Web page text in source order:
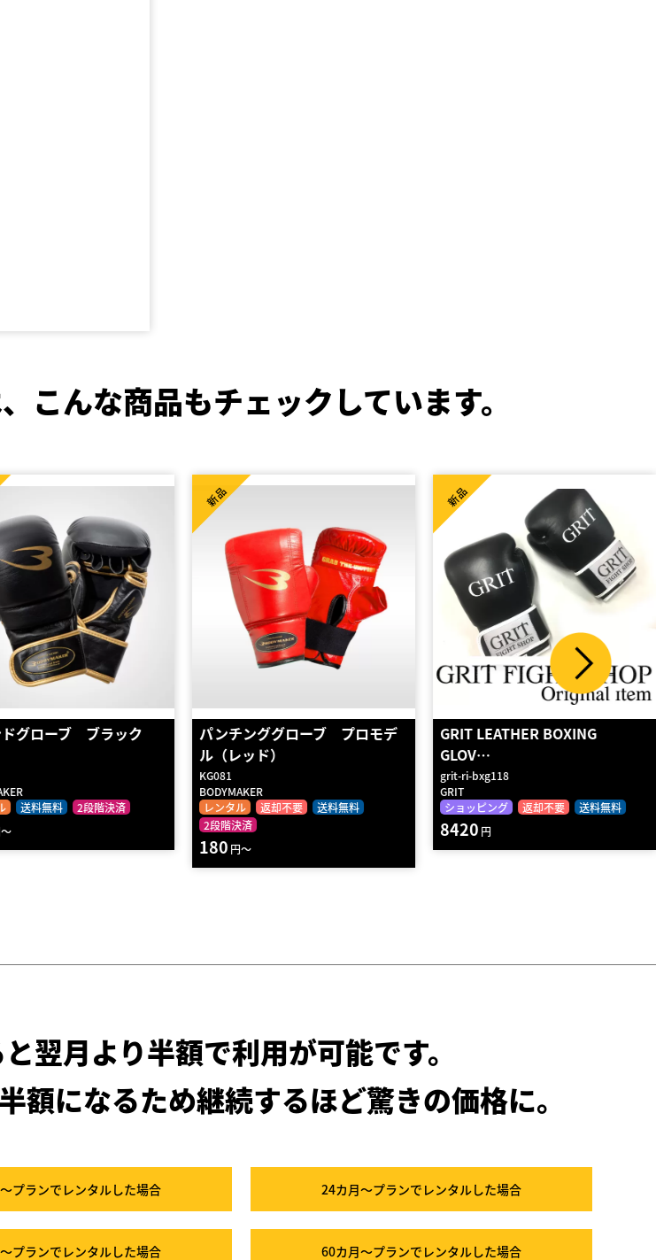
こんな商品もチェックしています。
グローブ ブラック
送料無料 2段階決済
パンチンググローブ プロモデ
ル（レッド）
KG081
BODYMAKER
レンタル
返却不要
送料無料
2段階決済
新品
180 円～
GRIT LEATHER BOXING
GLOV…
grit-ri-bxg118
GRIT
ショッピング
返却不要 送料無料
新品
8420 円
翌月より半額で利用が可能です。
額になるため継続するほど驚きの価格に。
プランでレンタルした場合 24カ月～プランでレンタルした場合
プランでレンタルした場合 60カ月～プランでレンタルした場合